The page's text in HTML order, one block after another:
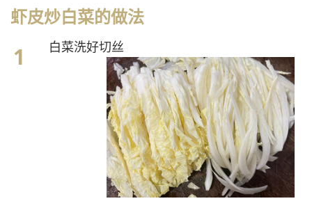
虾皮炒白菜的做法
白菜洗好切丝